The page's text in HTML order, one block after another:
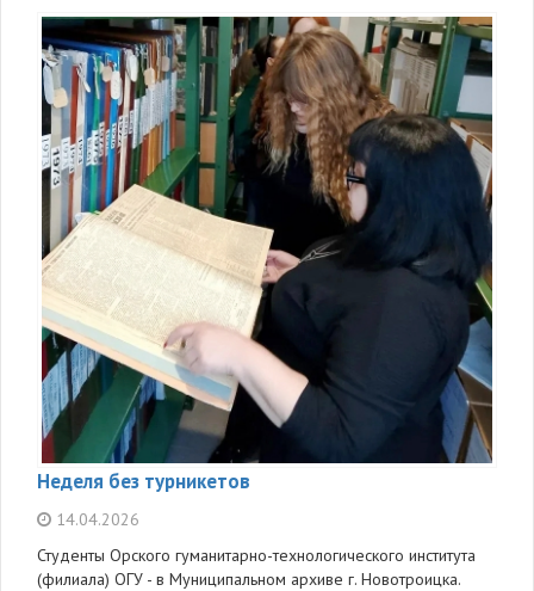
Неделя без турникетов
14.04.2026
Студенты Орского гуманитарно-технологического института
(филиала) ОГУ - в Муниципальном архиве г. Новотроицка.